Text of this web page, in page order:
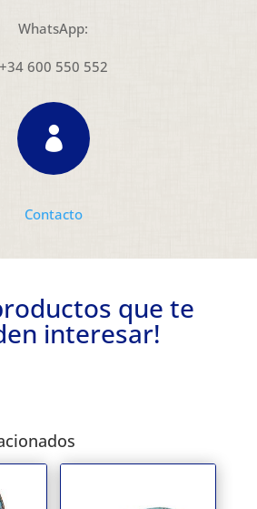
WhatsApp:
+34 600 550 552

Contacto
que te
interesar!